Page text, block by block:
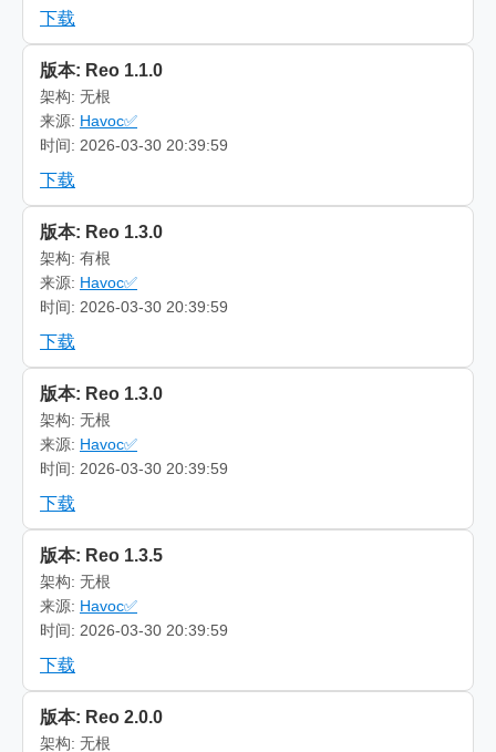
下载
版本: Reo 1.1.0
架构: 无根
来源: Havoc✅
时间: 2026-03-30 20:39:59
下载
版本: Reo 1.3.0
架构: 有根
来源: Havoc✅
时间: 2026-03-30 20:39:59
下载
版本: Reo 1.3.0
架构: 无根
来源: Havoc✅
时间: 2026-03-30 20:39:59
下载
版本: Reo 1.3.5
架构: 无根
来源: Havoc✅
时间: 2026-03-30 20:39:59
下载
版本: Reo 2.0.0
架构: 无根